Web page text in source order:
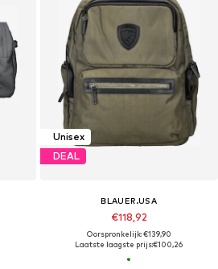
Unisex
DEAL
BLAUER.USA
€118,92
Oorspronkelijk: €139,90
Laatste laagste prijs:€100,26